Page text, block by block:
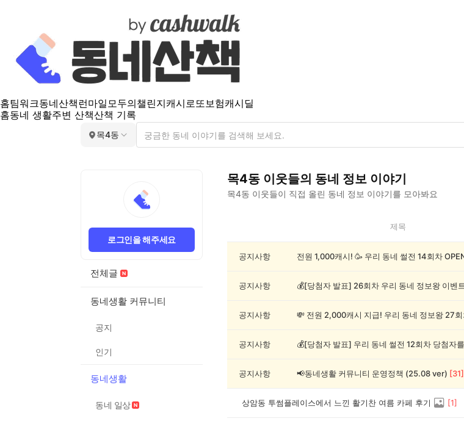
홈팀워크동네산책 런마일모두의챌린지캐시로또보험캐시딜
홈동네 생활주변 산책산책 기록
목4동
로그인을 해주세요
전체글
동네생활 커뮤니티
공지
인기
동네생활
동네 일상
목4동 이웃들의 동네 정보 이야기
목4동 이웃들이 직접 올린 동네 정보 이야기를 모아봐요
동
제목
공지사항
공지사항
공지사항
공지사항
공지사항 📢동네생활 커뮤니티 운영정책 (25.08 ver) [31]
상암동 투썸플레이스에서 느낀 활기찬 여름 카페 후기 [1]